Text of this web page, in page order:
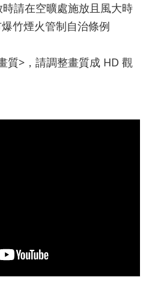
請在空曠處施放且風大時
竹煙火管制自治條例
質>，請調整畫質成 HD 觀